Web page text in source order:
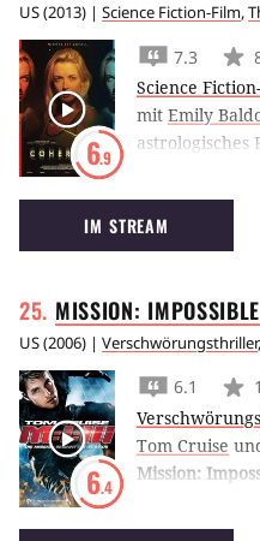
US(2013) | Science Fiction-Film,
6.9
7.3
Science
mit Emily
astrologisches
von acht
Coherence
IM STREAM
MISSION: IMPOSSIBLE
US(2006) | Verschwörungsthriller,
6.4
6.1
Tom Cruise
Mission:
dem
Verbrecher